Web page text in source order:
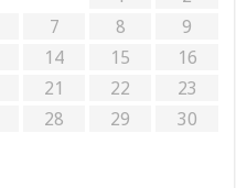
7 8
9
14 15
16
21 22
23
28 29
30